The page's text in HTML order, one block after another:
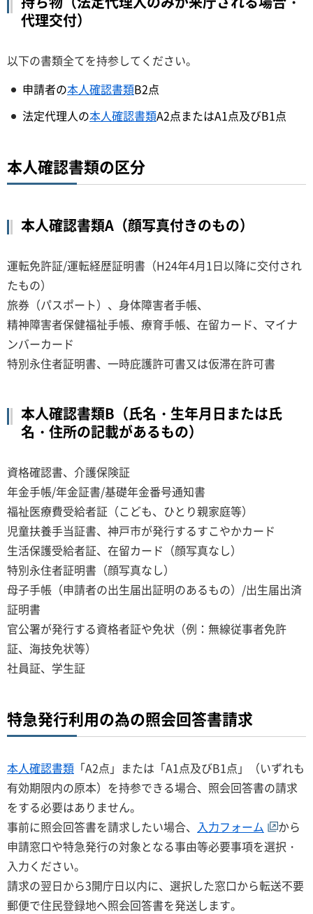
代理交付）
以下の書類全てを持参してください。
申請者の本人確認書類B2点
法定代理人の本人確認書類A2点またはA1点及びB1点
本人確認書類の区分
本人確認書類A（顔写真付きのもの）
運転免許証/運転経歴証明書（H24年4月1日以降に交付され
たもの）
旅券（パスポート）、身体障害者手帳、
精神障害者保健福祉手帳、療育手帳、在留カード、マイナ
ンバーカード
特別永住者証明書、一時庇護許可書又は仮滞在許可書
本人確認書類B（氏名・生年月日または氏
名・住所の記載があるもの）
資格確認書、介護保険証
年金手帳/年金証書/基礎年金番号通知書
福祉医療費受給者証（こども、ひとり親家庭等）
児童扶養手当証書、神戸市が発行するすこやかカード
生活保護受給者証、在留カード（顔写真なし）
特別永住者証明書（顔写真なし）
母子手帳（申請者の出生届出証明のあるもの）/出生届出済
証明書
官公署が発行する資格者証や免状（例：無線従事者免許
証、海技免状等）
社員証、学生証
特急発行利用の為の照会回答書請求
本人確認書類 「A2点」または「A1点及びB1点」（いずれも
有効期限内の原本）を持参できる場合、照会回答書の請求
をする必要はありません。
事前に照会回答書を請求したい場合、
入力フォーム
から
申請窓口や特急発行の対象となる事由等必要事項を選択・
入力ください。
請求の翌日から3開庁日以内に、選択した窓口から転送不要
郵便で住民登録地へ照会回答書を発送します。